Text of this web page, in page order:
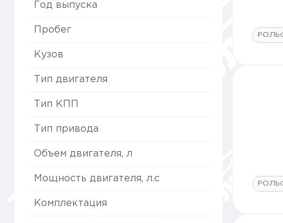
Год выпуска
Пробег
Кузов
Тип двигателя
Тип КПП
Тип привода
Объем двигателя, л
Мощность двигателя, л.с
Комплектация